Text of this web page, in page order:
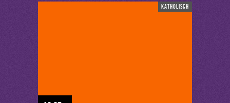
katholisch